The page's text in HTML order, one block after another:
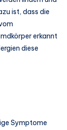
ist, dass die
erkannt
diese
Symptome